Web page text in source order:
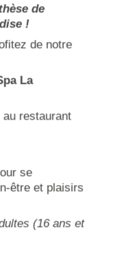
de
!
de notre
La
restaurant
se
être et plaisirs
(16 ans et